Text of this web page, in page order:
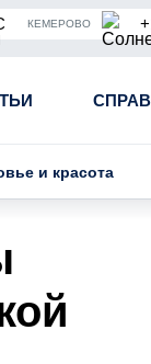
КЕМЕРОВО
в
и красота